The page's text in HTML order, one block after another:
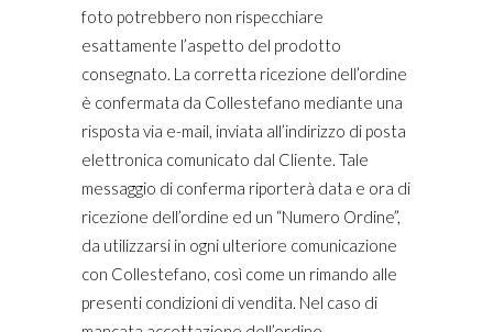
foto potrebbero non rispecchiare
esattamente l’aspetto del prodotto
consegnato. La corretta ricezione dell’ordine
è confermata da Collestefano mediante una
risposta via e-mail, inviata all’indirizzo di posta
elettronica comunicato dal Cliente. Tale
messaggio di conferma riporterà data e ora di
ricezione dell’ordine ed un “Numero Ordine”,
da utilizzarsi in ogni ulteriore comunicazione
con Collestefano, così come un rimando alle
presenti condizioni di vendita. Nel caso di